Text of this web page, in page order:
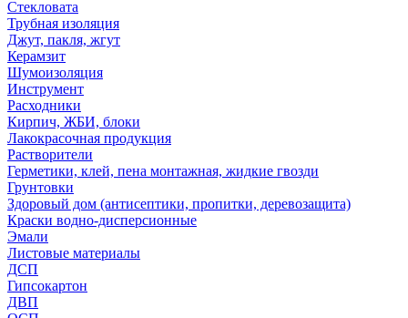
Стекловата
Трубная изоляция
Джут, пакля, жгут
Керамзит
Шумоизоляция
Инструмент
Расходники
Кирпич, ЖБИ, блоки
Лакокрасочная продукция
Растворители
Герметики, клей, пена монтажная, жидкие гвозди
Грунтовки
Здоровый дом (антисептики, пропитки, деревозащита)
Краски водно-дисперсионные
Эмали
Листовые материалы
ДСП
Гипсокартон
ДВП